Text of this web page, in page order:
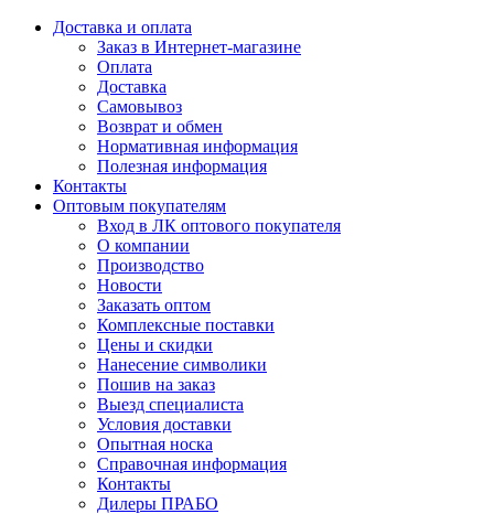
Доставка и оплата
Заказ в Интернет-магазине
Оплата
Доставка
Самовывоз
Возврат и обмен
Нормативная информация
Полезная информация
Контакты
Оптовым покупателям
Вход в ЛК оптового покупателя
О компании
Производство
Новости
Заказать оптом
Комплексные поставки
Цены и скидки
Нанесение символики
Пошив на заказ
Выезд специалиста
Условия доставки
Опытная носка
Справочная информация
Контакты
Дилеры ПРАБО